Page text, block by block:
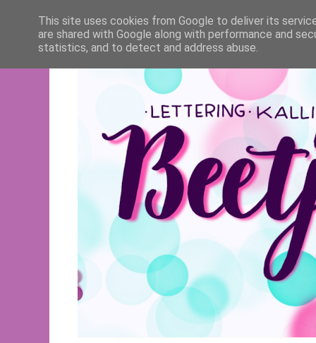
This site uses cookies from Google to deliver its
are shared with Google along with performance and
statistics, and to detect and address abuse.